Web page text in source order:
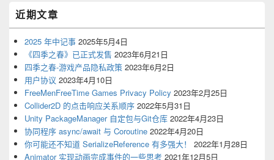
近期文章
2025 年中记事 2025年5月4日
《四季之春》已正式发售 2023年6月21日
四季之春-游戏产品隐私政策 2023年6月2日
用户协议 2023年4月10日
FreeMenFreeTime Games Privacy Policy 2023年2月25日
Collider2D 的点击响应关系顺序 2022年5月31日
Unity PackageManager 自定包与Git仓库 2022年4月23日
协同程序 async/await 与 Coroutine 2022年4月20日
你可能还不知道 SerializeReference 有多强大！
2022年1月28日
Animator 实现动画完成事件的一些思考 2021年12月5日